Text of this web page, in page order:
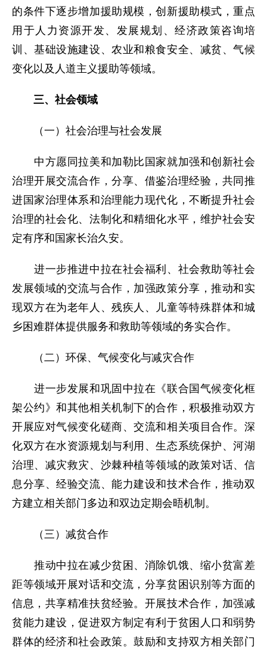
的条件下逐步增加援助规模，创新援助模式，重点
用于人力资源开发、发展规划、经济政策咨询培
训、基础设施建设、农业和粮食安全、减贫、气候
变化以及人道主义援助等领域。
三、社会领域
（一）社会治理与社会发展
中方愿同拉美和加勒比国家就加强和创新社会
治理开展交流合作，分享、借鉴治理经验，共同推
进国家治理体系和治理能力现代化，不断提升社会
治理的社会化、法制化和精细化水平，维护社会安
定有序和国家长治久安。
进一步推进中拉在社会福利、社会救助等社会
发展领域的交流与合作，加强政策分享，推动和实
现双方在为老年人、残疾人、儿童等特殊群体和城
乡困难群体提供服务和救助等领域的务实合作。
（二）环保、气候变化与减灾合作
进一步发展和巩固中拉在《联合国气候变化框
架公约》和其他相关机制下的合作，积极推动双方
开展应对气候变化磋商、交流和相关项目合作。深
化双方在水资源规划与利用、生态系统保护、河湖
治理、减灾救灾、沙棘种植等领域的政策对话、信
息分享、经验交流、能力建设和技术合作，推动双
方建立相关部门多边和双边定期会晤机制。
（三）减贫合作
推动中拉在减少贫困、消除饥饿、缩小贫富差
距等领域开展对话和交流，分享贫困识别等方面的
信息，共享精准扶贫经验。开展技术合作，加强减
贫能力建设，促进双方制定有利于贫困人口和弱势
群体的经济和社会政策。鼓励和支持双方相关部门